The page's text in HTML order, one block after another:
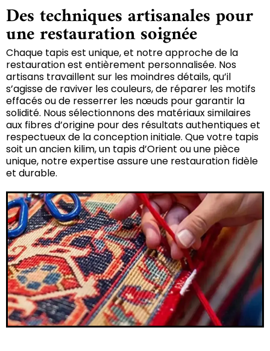
Des techniques artisanales pour
une restauration soignée
Chaque tapis est unique, et notre approche de la
restauration est entièrement personnalisée. Nos
artisans travaillent sur les moindres détails, qu’il
s’agisse de raviver les couleurs, de réparer les motifs
effacés ou de resserrer les nœuds pour garantir la
solidité. Nous sélectionnons des matériaux similaires
aux fibres d’origine pour des résultats authentiques et
respectueux de la conception initiale. Que votre tapis
soit un ancien kilim, un tapis d’Orient ou une pièce
unique, notre expertise assure une restauration fidèle
et durable.